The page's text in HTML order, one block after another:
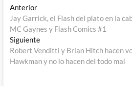
Navegación
de
entradas
AnteriorEntrada
anterior:
Jay Garrick, el Flash del plato en la
MC Gaynes y Flash Comics #1
SiguienteEntrada
siguiente:
Robert Venditti y Brian Hitch hacen
Hawkman y no lo hacen del todo mal